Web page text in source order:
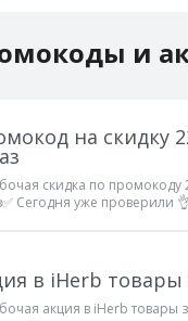
и
на скидку
скидка по промокоду
Сегодня уже проверили
в iHerb товары
акция в iHerb